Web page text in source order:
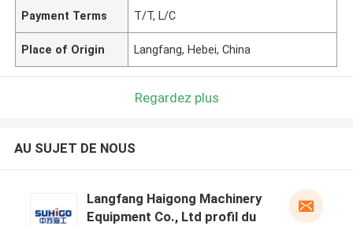
Payment Terms T/T, L/C
Place of Origin Langfang, Hebei, China
Regardez plus
AU SUJET DE NOUS
Langfang Haigong Machinery
Equipment Co., Ltd profil du